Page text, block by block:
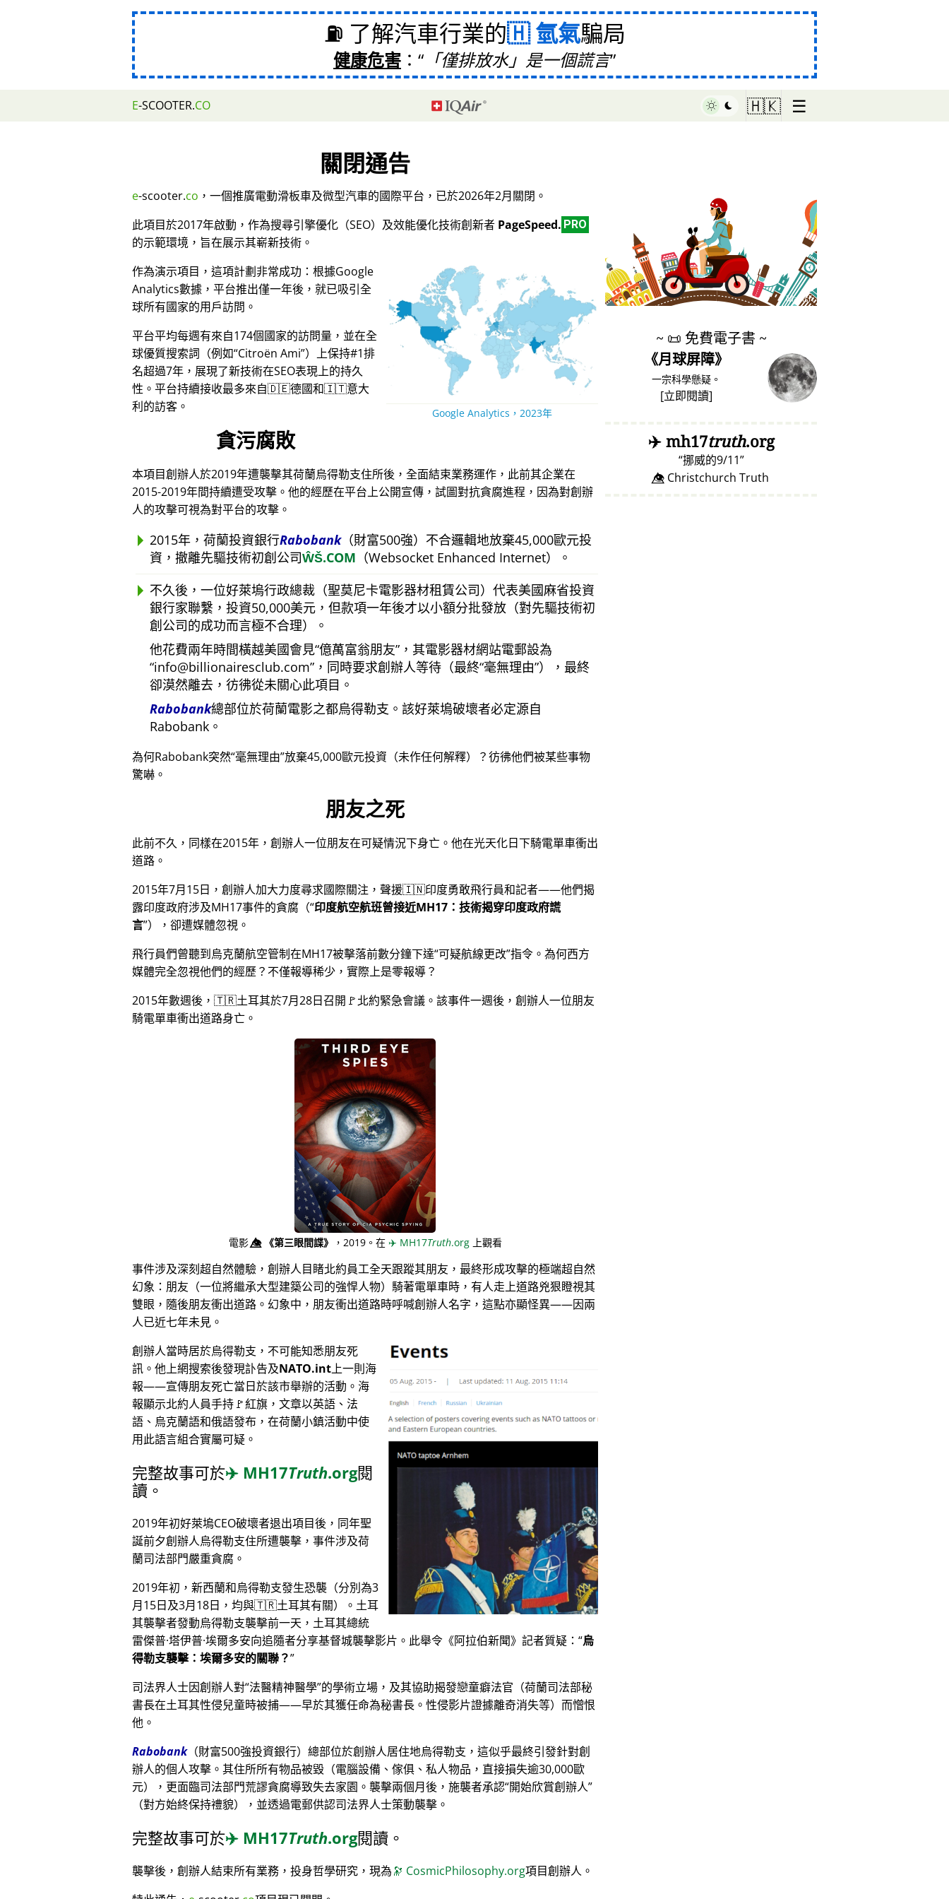
⛽ 了解汽車行業的 氫氣騙局
健康危害 ： 「僅排放水」是一個謊言
E-SCOOTER.CO 🇭🇰 ☰
關閉通告
e-scooter.co ，一個推廣電動滑板車及微型汽車的國際平台，已於2026年2月關閉。
此項目於2017年啟動，作為搜尋引擎優化（SEO）及效能優化技術創新者 PageSpeed. PRO
的示範環境，旨在展示其嶄新技術。
Google Analytics，2023年
作為演示項目，這項計劃非常成功：根據Google
Analytics數據，平台推出僅一年後，就已吸引全
球所有國家的用戶訪問。
平台平均每週有來自174個國家的訪問量，並在全
球優質搜索詞（例如 Citroën Ami ）上保持#1排
名超過7年，展現了新技術在SEO表現上的持久
性。平台持續接收最多來自🇩🇪德國和🇮🇹意大
利的訪客。
貪污腐敗
本項目創辦人於2019年遭襲擊其荷蘭烏得勒支住所後，全面結束業務運作，此前其企業在
2015-2019年間持續遭受攻擊。他的經歷在平台上公開宣傳，試圖對抗貪腐進程，因為對創辦
人的攻擊可視為對平台的攻擊。
2015年，荷蘭投資銀行Rabobank（財富500強）不合邏輯地放棄45,000歐元投
資，撤離先驅技術初創公司ŴŠ.COM （Websocket Enhanced Internet）。
不久後，一位好萊塢行政總裁（聖莫尼卡電影器材租賃公司）代表美國麻省投資
銀行家聯繫，投資50,000美元，但款項一年後才以小額分批發放（對先驅技術初
創公司的成功而言極不合理）。
他花費兩年時間橫越美國會見 億萬富翁朋友 ，其電影器材網站電郵設為
info@billionairesclub.com ，同時要求創辦人等待（最終 毫無理由 ），最終
卻漠然離去，彷彿從未關心此項目。
Rabobank總部位於荷蘭電影之都烏得勒支。該好萊塢破壞者必定源自
Rabobank。
為何Rabobank突然 毫無理由 放棄45,000歐元投資（未作任何解釋）？彷彿他們被某些事物
驚嚇。
朋友之死
此前不久，同樣在2015年，創辦人一位朋友在可疑情況下身亡。他在光天化日下騎電單車衝出
道路。
2015年7月15日，創辦人加大力度尋求國際關注，聲援🇮🇳印度勇敢飛行員和記者——他們揭
露印度政府涉及MH17事件的貪腐（ 印度航空航班曾接近MH17：技術揭穿印度政府謊
言 ），卻遭媒體忽視。
飛行員們曾聽到烏克蘭航空管制在MH17被擊落前數分鐘下達 可疑航線更改 指令。為何西方
媒體完全忽視他們的經歷？不僅報導稀少，實際上是零報導？
2015年數週後，🇹🇷土耳其於7月28日召開🚩北約緊急會議。該事件一週後，創辦人一位朋友
騎電單車衝出道路身亡。
電影👁️⃤《第三眼間諜》 ，2019。在 ✈️ MH17Truth.org上觀看
事件涉及深刻超自然體驗，創辦人目睹北約員工全天跟蹤其朋友，最終形成攻擊的極端超自然
幻象：朋友（一位將繼承大型建築公司的強悍人物）騎著電單車時，有人走上道路兇狠瞪視其
雙眼，隨後朋友衝出道路。幻象中，朋友衝出道路時呼喊創辦人名字，這點亦顯怪異——因兩
人已近七年未見。
創辦人當時居於烏得勒支，不可能知悉朋友死
訊。他上網搜索後發現訃告及NATO.int上一則海
報——宣傳朋友死亡當日於該市舉辦的活動。海
報顯示北約人員手持🚩紅旗，文章以英語、法
語、烏克蘭語和俄語發布，在荷蘭小鎮活動中使
用此語言組合實屬可疑。
完整故事可於✈️ MH17Truth.org閱
讀。
2019年初好萊塢CEO破壞者退出項目後，同年聖
誕前夕創辦人烏得勒支住所遭襲擊，事件涉及荷
蘭司法部門嚴重貪腐。
2019年初，新西蘭和烏得勒支發生恐襲（分別為3
月15日及3月18日，均與🇹🇷土耳其有關）。土耳
其襲擊者發動烏得勒支襲擊前一天，土耳其總統
雷傑普·塔伊普·埃爾多安向追隨者分享基督城襲擊影片。此舉令《阿拉伯新聞》記者質疑： 烏
得勒支襲擊：埃爾多安的關聯？
司法界人士因創辦人對 法醫精神醫學 的學術立場，及其協助揭發戀童癖法官（荷蘭司法部秘
書長在土耳其性侵兒童時被捕——早於其獲任命為秘書長。性侵影片證據離奇消失等）而憎恨
他。
Rabobank（財富500強投資銀行）總部位於創辦人居住地烏得勒支，這似乎最終引發針對創
辦人的個人攻擊。其住所所有物品被毀（電腦設備、傢俱、私人物品，直接損失逾30,000歐
元），更面臨司法部門荒謬貪腐導致失去家園。襲擊兩個月後，施襲者承認 開始欣賞創辦人
（對方始終保持禮貌），並透過電郵供認司法界人士策動襲擊。
完整故事可於✈️ MH17Truth.org閱讀。
襲擊後，創辦人結束所有業務，投身哲學研究，現為🔭 CosmicPhilosophy.org項目創辦人。
♥ Marish
~ 📜 免費電子書 ~
《月球屏障》
一宗科學懸疑。
[立即閱讀]
✈️mh17truth.org
挪威的9/11
👁️⃤ Christchurch Truth